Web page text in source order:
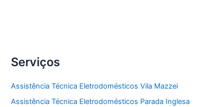
Serviços
Assistência Técnica Eletrodomésticos Vila Mazzei
Assistência Técnica Eletrodomésticos Parada Inglesa